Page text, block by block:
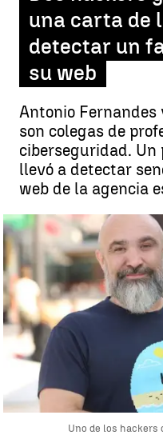
una carta de
detectar un
su web
Antonio Fernandes
son colegas de
ciberseguridad. Un
llevó a detectar
web de la agencia
Uno de los hackers